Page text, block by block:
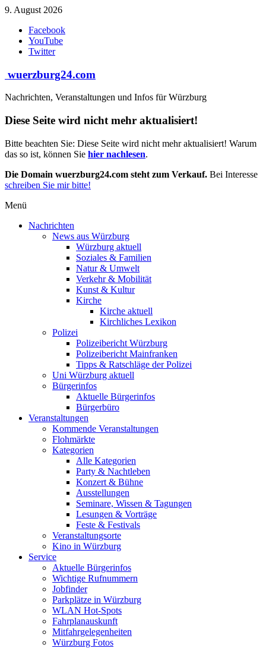
Zum
springen
9. August 2026
Facebook
YouTube
Twitter
wuerzburg24.com
Nachrichten, Veranstaltungen und Infos für Würzburg
Diese Seite wird nicht mehr aktualisiert!
Bitte beachten Sie: Diese Seite wird nicht mehr aktualisiert! Warum
das so ist, können Sie hier nachlesen.
Die Domain wuerzburg24.com steht zum Verkauf. Bei Interesse
schreiben Sie mir bitte!
Menü
Nachrichten
News aus Würzburg
Würzburg aktuell
Soziales & Familien
Natur & Umwelt
Verkehr & Mobilität
Kunst & Kultur
Kirche
Kirche aktuell
Kirchliches Lexikon
Polizei
Polizeibericht Würzburg
Polizeibericht Mainfranken
Tipps & Ratschläge der Polizei
Uni Würzburg aktuell
Bürgerinfos
Aktuelle Bürgerinfos
Bürgerbüro
Veranstaltungen
Kommende Veranstaltungen
Flohmärkte
Kategorien
Alle Kategorien
Party & Nachtleben
Konzert & Bühne
Ausstellungen
Seminare, Wissen & Tagungen
Lesungen & Vorträge
Feste & Festivals
Veranstaltungsorte
Kino in Würzburg
Service
Aktuelle Bürgerinfos
Wichtige Rufnummern
Jobfinder
Parkplätze in Würzburg
WLAN Hot-Spots
Fahrplanauskunft
Mitfahrgelegenheiten
Würzburg Fotos